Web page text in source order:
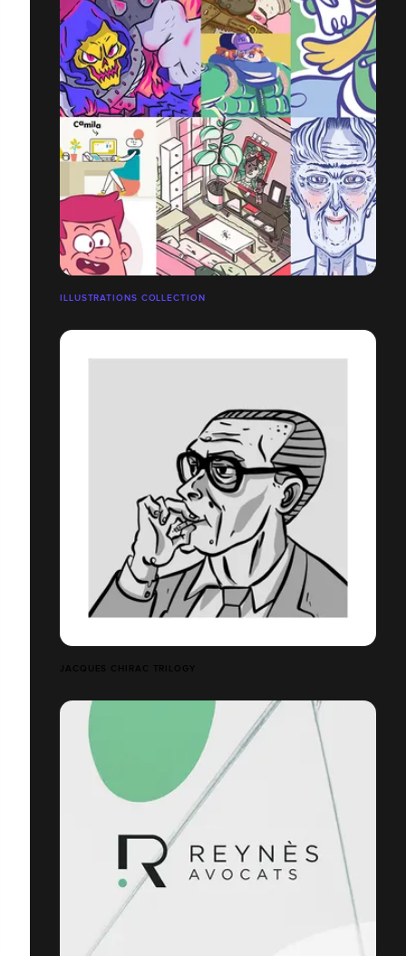
ILLUSTRATIONS COLLECTION
JACQUES CHIRAC TRILOGY